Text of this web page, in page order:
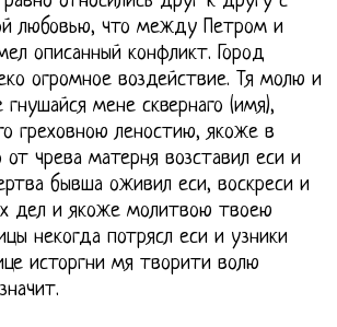
любовью, что между Петром и
описанный конфликт. Город
огромное воздействие. Тя молю и
мене сквернаго (имя),
греховною леностию, якоже в
от чрева матерня возставил еси и
бывша оживил еси, воскреси и
дел и якоже молитвою твоею
некогда потрясл еси и узники
исторгни мя творити волю